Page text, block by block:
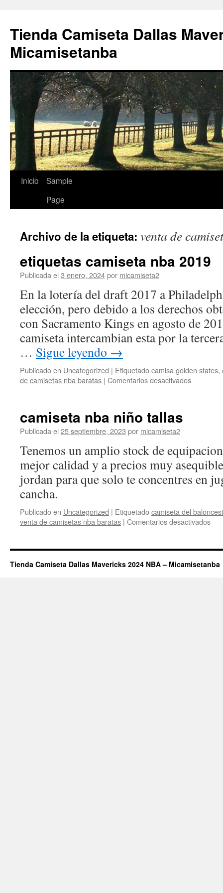
Tienda Camiseta Dallas
Micamisetanba
Saltar
Inicio
Sample
Page
Archivo de la etiqueta: venta de
etiquetas camiseta nba 2019
Publicada el 3 enero, 2024por micamiseta2
En la lotería del draft 2017 a
elección, pero debido a los derechos
con Sacramento Kings en agosto de
camiseta intercambian esta por la
… Sigue leyendo →
Publicado en Uncategorized | Etiquetadocamisa golden states,
de camisetas nba baratas | Comentarios desactivadosen
camiseta nba niño tallas
Publicada el 25 septiembre, 2023 por micamiseta2
Tenemos un amplio stock de
mejor calidad y a precios muy
jordan para que solo te concentres en
cancha.
Publicado en Uncategorized | Etiquetadocamiseta del
venta de camisetas nba baratas | Comentarios desactivadosen
niño
Tienda Camiseta Dallas Mavericks 2024 NBA – Micamisetanba